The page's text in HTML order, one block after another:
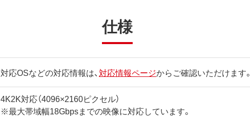
仕様
対応OSなどの対応情報は、対応情報ページからご確認いただけます。
4K2K対応（4096×2160ピクセル）
※最大帯域幅18Gbpsまでの映像に対応しています。